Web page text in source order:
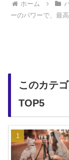
ホーム
ーのパワーで、最
このカテ
TOP5